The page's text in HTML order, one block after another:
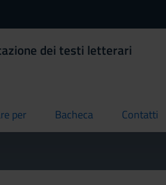
dei testi letterari
per Bacheca
current Contatti
current